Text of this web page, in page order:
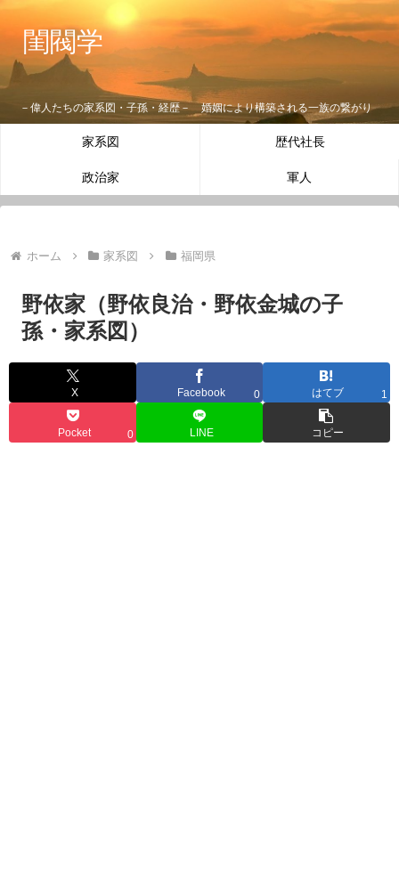
閨閥学
－偉人たちの家系図・子孫・経歴－ 婚姻により構築される一族の繋がり
家系図 歴代社長
政治家 軍人
ホーム 家系図 福岡県
野依家（野依良治・野依金城の子
孫・家系図）
X Facebook 0 はてブ 1
Pocket 0 LINE コピー